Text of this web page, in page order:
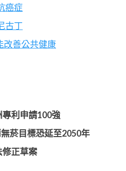
癌症
古丁
改善公共健康
專利申請100強
菸目標恐延至2050年
修正草案